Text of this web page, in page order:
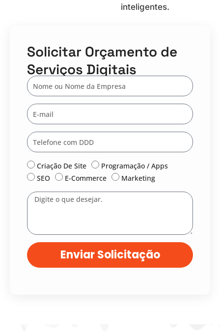
inteligentes.
Solicitar Orçamento de
Serviços Digitais
Nome
E-
mail
Telefone
Serviço:
Criação De Site
Programação / Apps
SEO
E-Commerce
Marketing
Mensagem
Enviar Solicitação